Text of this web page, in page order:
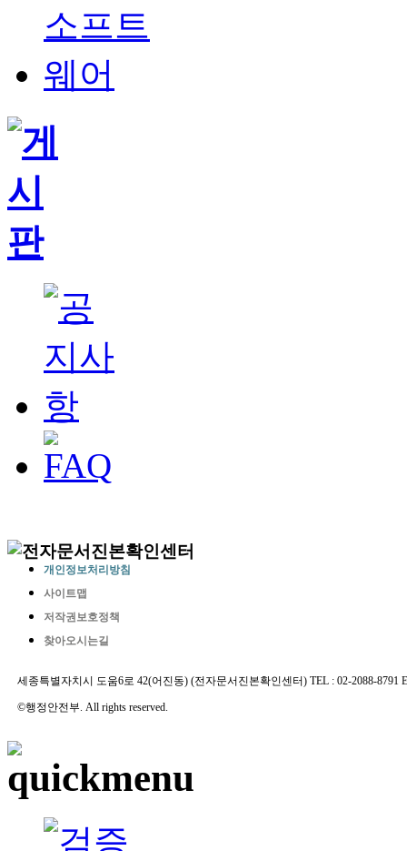
개인정보처리방침
사이트맵
저작권보호정책
찾아오시는길
세종특별자치시 도움6로 42(어진동) (전자문서진본확인센터) TEL : 02-2088-8791
©행정안전부. All rights reserved.